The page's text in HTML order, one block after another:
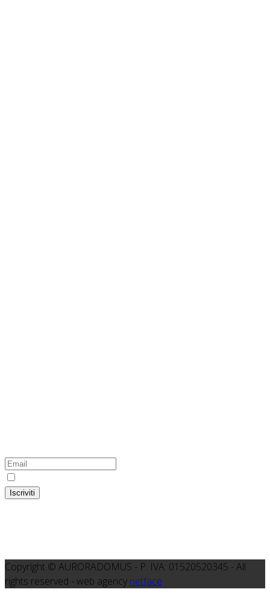
Iscriviti
Copyright © AURORADOMUS - P. IVA: 01520520345 - All
rights reserved - web agency netface